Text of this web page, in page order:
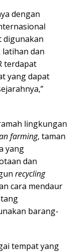
dengan
digunakan
dan
terdapat
yang dapat
lingkungan
farming, taman
yang
dan
recycling
cara mendaur
barang-
tempat yang